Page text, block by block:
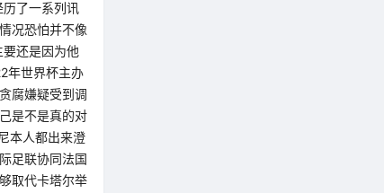
了一系列讯
况恐怕并不像
还是因为他
年世界杯主办
腐嫌疑受到调
是不是真的对
本人都出来澄
足联协同法国
取代卡塔尔举